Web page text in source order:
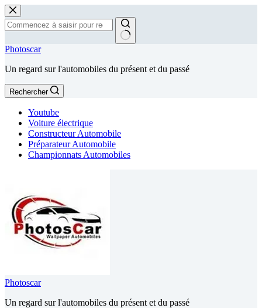
Passer
au
contenu
Aucun
Photoscar
Un regard sur l'automobiles du présent et du passé
Rechercher
Youtube
Voiture électrique
Constructeur Automobile
Préparateur Automobile
Championnats Automobiles
Photoscar
Un regard sur l'automobiles du présent et du passé